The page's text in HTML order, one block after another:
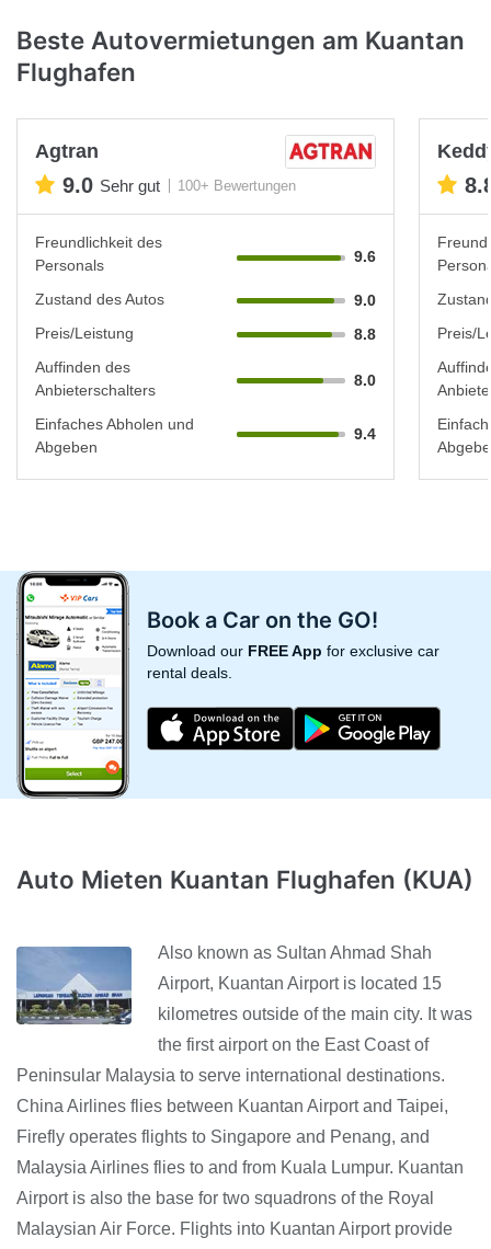
Beste Autovermietungen am Kuantan
Flughafen
Agtran
9.0 Sehr gut 100+ Bewertungen
Freundlichkeit des
Personals
9.6
Zustand des Autos
9.0
Preis/Leistung
8.8
Auffinden des
Anbieterschalters
8.0
Einfaches Abholen und
Abgeben
9.4
Preis/
Book a Car on the GO!
Download our FREE App for exclusive car
rental deals.
Auto Mieten Kuantan Flughafen (KUA)
Also known as Sultan Ahmad Shah
Airport, Kuantan Airport is located 15
kilometres outside of the main city. It was
the first airport on the East Coast of
Peninsular Malaysia to serve international destinations.
China Airlines flies between Kuantan Airport and Taipei,
Firefly operates flights to Singapore and Penang, and
Malaysia Airlines flies to and from Kuala Lumpur. Kuantan
Airport is also the base for two squadrons of the Royal
Malaysian Air Force. Flights into Kuantan Airport provide